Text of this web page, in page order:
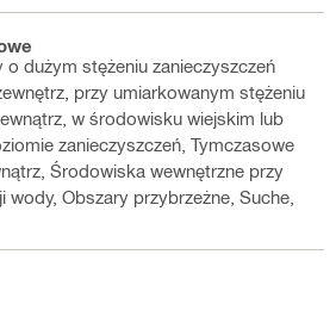
o dużym stężeniu zanieczyszczeń
przy umiarkowanym stężeniu
w środowisku wiejskim lub
zanieczyszczeń, Tymczasowe
Środowiska wewnętrzne przy
wody, Obszary przybrzeżne, Suche,